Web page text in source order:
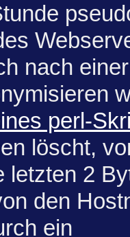
nach
perl-
löscht,
letzten 2
den
ein